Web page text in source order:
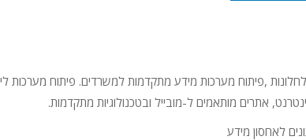
לחלונות ,פיתוח מערכות מידע מתקדמות למשרדים. פיתוח מערכות
אתרים מותאמים ל-מובייל ובטכנולוגיות מתקדמות.
לאחסון מידע